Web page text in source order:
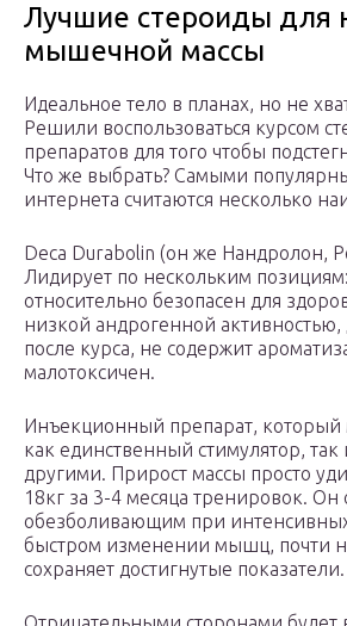
Лучшие стероиды для
мышечной массы
Идеальное тело в планах, но не
Решили воспользоваться курсом
препаратов для того чтобы
Что же выбрать? Самыми
интернета считаются несколько
Deca Durabolin (он же Нандролон,
Лидирует по нескольким
относительно безопасен для
низкой андрогенной активностью,
после курса, не содержит
малотоксичен.
Инъекционный препарат,
как единственный стимулятор, так
другими. Прирост массы просто
18кг за 3-4 месяца тренировок. Он
обезболивающим при
быстром изменении мышц, почти
сохраняет достигнутые показатели.